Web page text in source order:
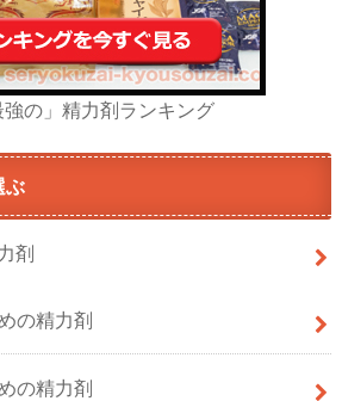
の」精力剤ランキング
ぶ
剤
の精力剤
の精力剤